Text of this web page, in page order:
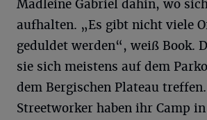
Madleine Gabriel dahin, wo
aufhalten. „Es gibt nicht viele
geduldet werden“, weiß Book.
sie sich meistens auf dem
dem Bergischen Plateau
Streetworker haben ihr Camp